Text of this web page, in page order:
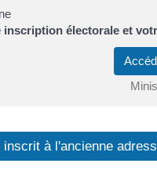
électorale et
à l'ancienne